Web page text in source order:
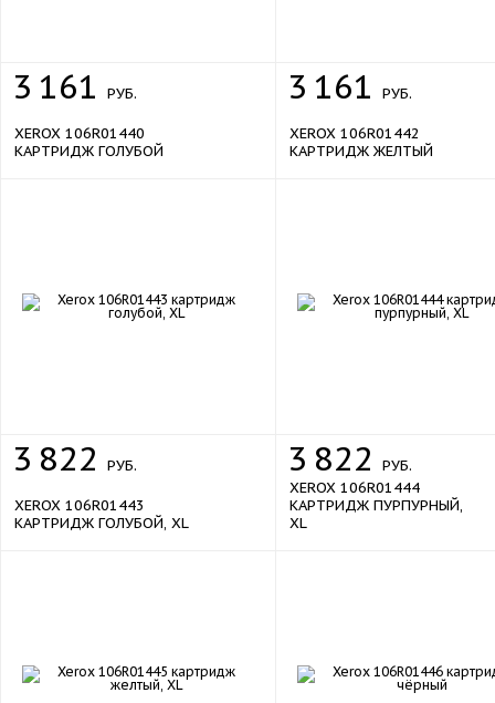
3 161 РУБ.
XEROX 106R01440
КАРТРИДЖ ГОЛУБОЙ
3 161 РУБ.
XEROX 106R01442
КАРТРИДЖ ЖЕЛТЫЙ
3 822 РУБ.
XEROX 106R01443
КАРТРИДЖ ГОЛУБОЙ, XL
3 822
РУБ.
XEROX 106R01444
КАРТРИДЖ ПУРПУРНЫЙ,
XL